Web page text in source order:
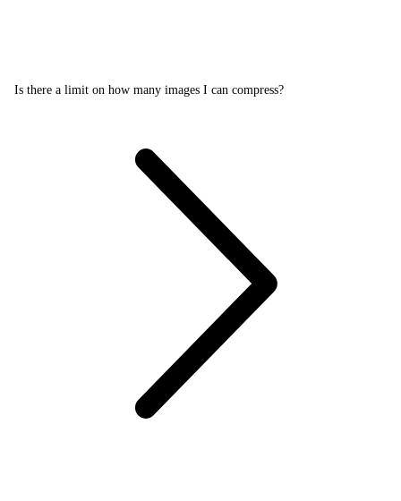
Is there a limit on how many images I can compress?